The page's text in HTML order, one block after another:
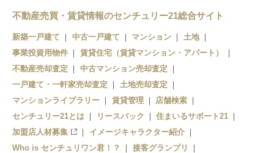
不動産売買・賃貸情報のセンチュリー21総合サイト
新築一戸建て 中古一戸建て マンション
土地
事業投資用物件
賃貸住宅（賃貸マンション・アパート）
不動産売却査定
中古マンション売却査定
一戸建て・一軒家売却査定
土地売却査定
マンションライブラリー
賃貸管理
店舗検索
センチュリー21とは
リースバック
住まいるサポート21
加盟店人材募集
イメージキャラクター紹介
Who is センチュリワン君！？
接客グランプリ